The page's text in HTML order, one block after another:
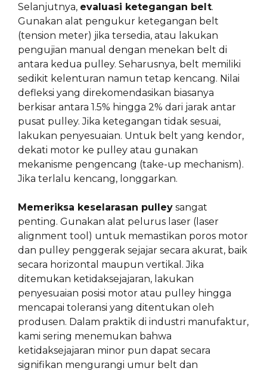
Selanjutnya, evaluasi ketegangan belt.
Gunakan alat pengukur ketegangan belt
(tension meter) jika tersedia, atau lakukan
pengujian manual dengan menekan belt di
antara kedua pulley. Seharusnya, belt memiliki
sedikit kelenturan namun tetap kencang. Nilai
defleksi yang direkomendasikan biasanya
berkisar antara 1.5% hingga 2% dari jarak antar
pusat pulley. Jika ketegangan tidak sesuai,
lakukan penyesuaian. Untuk belt yang kendor,
dekati motor ke pulley atau gunakan
mekanisme pengencang (take-up mechanism).
Jika terlalu kencang, longgarkan.
Memeriksa keselarasan pulley sangat
penting. Gunakan alat pelurus laser (laser
alignment tool) untuk memastikan poros motor
dan pulley penggerak sejajar secara akurat, baik
secara horizontal maupun vertikal. Jika
ditemukan ketidaksejajaran, lakukan
penyesuaian posisi motor atau pulley hingga
mencapai toleransi yang ditentukan oleh
produsen. Dalam praktik di industri manufaktur,
kami sering menemukan bahwa
ketidaksejajaran minor pun dapat secara
signifikan mengurangi umur belt dan